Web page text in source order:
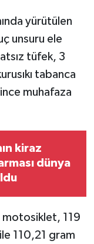
yürütülen
unsuru ele
tüfek, 3
tabanca
muhafaza
kiraz
dünya
motosiklet, 119
110,21 gram